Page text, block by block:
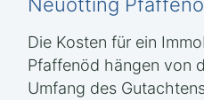
Die Kosten für ein
Pfaffenöd hängen von
Umfang des